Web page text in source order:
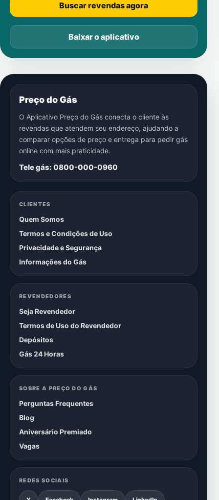
Buscar revendas agora
Baixar o aplicativo
Preço do Gás
O Aplicativo Preço do Gás conecta o cliente às
revendas que atendem seu endereço, ajudando a
comparar opções de preço e entrega para pedir gás
online com mais praticidade.
Tele gás: 0800-000-0960
CLIENTES
Quem Somos
Termos e Condições de Uso
Privacidade e Segurança
Informações do Gás
REVENDEDORES
Seja Revendedor
Termos de Uso do Revendedor
Depósitos
Gás 24 Horas
SOBRE A PREÇO DO GÁS
Perguntas Frequentes
Blog
Aniversário Premiado
Vagas
REDES SOCIAIS